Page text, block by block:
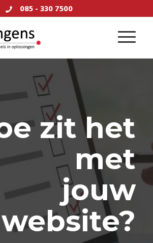
085 - 330 7500
zit het
met
jouw
website?